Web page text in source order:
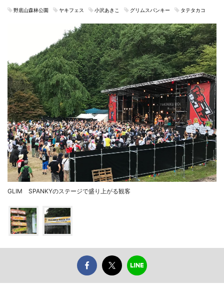
野底山森林公園 ヤキフェス 小沢あきこ グリムスパンキー タテタカコ
GLIM SPANKYのステージで盛り上がる観客